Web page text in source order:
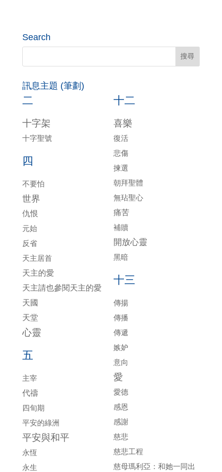
Search
訊息主題 (筆劃)
二
十字架
十字聖號
四
不要怕
世界
仇恨
元始
反省
天主居首
天主的愛
天主請也參閱天主的愛
天國
天堂
心靈
五
主宰
代禱
四旬期
平安的綠洲
平安與和平
永恆
永生
十二
喜樂
復活
悲傷
揀選
朝拜聖體
無玷聖心
痛苦
補贖
開放心靈
黑暗
十三
傳揚
傳播
傳遞
嫉妒
意向
愛
愛德
感恩
感謝
慈悲
慈悲工程
慈母瑪利亞：和她一同出